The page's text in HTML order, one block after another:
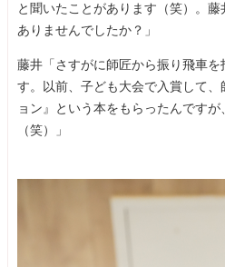
と聞いたことがあります（笑）。
ありませんでしたか？」
藤井「さすがに師匠から振り飛車
す。以前、子ども大会で入賞して
ョン』という本をもらったんですが
（笑）」